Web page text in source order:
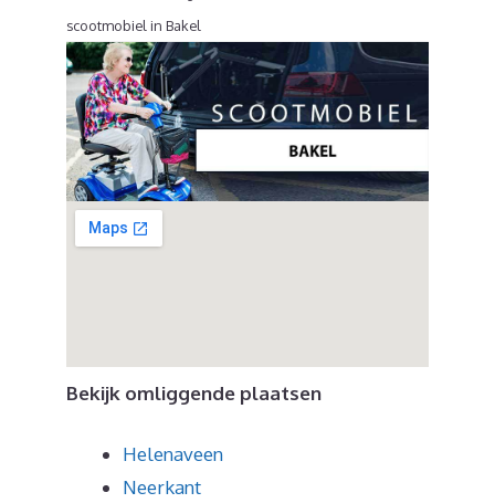
scootmobiel in Bakel
Bekijk omliggende plaatsen
Helenaveen
Neerkant